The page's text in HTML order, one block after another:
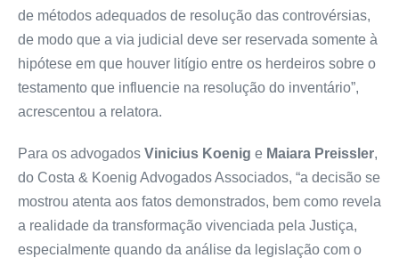
de métodos adequados de resolução das controvérsias,
de modo que a via judicial deve ser reservada somente à
hipótese em que houver litígio entre os herdeiros sobre o
testamento que influencie na resolução do inventário”,
acrescentou a relatora.
Para os advogados Vinicius Koenig e Maiara Preissler,
do Costa & Koenig Advogados Associados, “a decisão se
mostrou atenta aos fatos demonstrados, bem como revela
a realidade da transformação vivenciada pela Justiça,
especialmente quando da análise da legislação com o